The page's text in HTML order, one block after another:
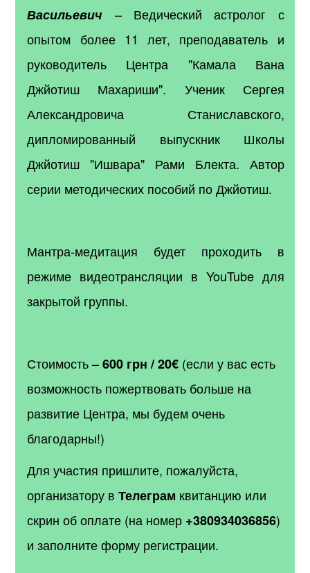
Васильевич – Ведический астролог с
опытом более 11 лет, преподаватель и
руководитель Центра "Камала Вана
Джйотиш Махариши". Ученик Сергея
Александровича Станиславского,
дипломированный выпускник Школы
Джйотиш "Ишвара" Рами Блекта. Автор
серии методических пособий по Джйотиш.
Мантра-медитация будет проходить в
режиме видеотрансляции в YouTube для
закрытой группы.
Стоимость –600 грн / 20€ (если у вас есть
возможность пожертвовать больше на
развитие Центра, мы будем очень
благодарны!)
Для участия пришлите, пожалуйста,
организатору вТелеграм квитанцию или
скрин об оплате (на номер +380934036856)
и заполните форму регистрации.